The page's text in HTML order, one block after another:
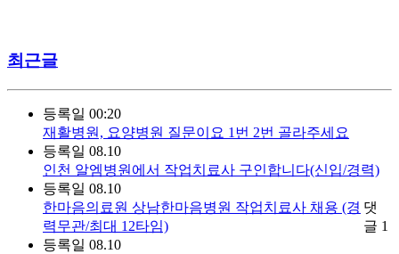
최근글
등록일 00:20
재활병원, 요양병원 질문이요 1번 2번 골라주세요
등록일 08.10
인천 알엠병원에서 작업치료사 구인합니다(신입/경력)
등록일 08.10
한마음의료원 상남한마음병원 작업치료사 채용 (경
력무관/최대 12타임)
댓
글 1
등록일 08.10